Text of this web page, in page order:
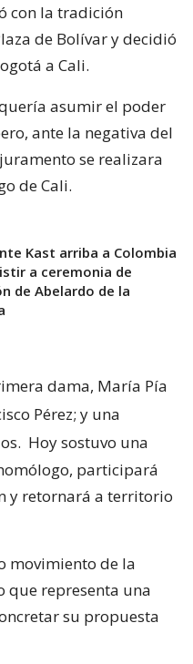
con la tradición
de Bolívar y decidió
a Cali.
asumir el poder
ante la negativa del
se realizara
de Cali.
Kast arriba a Colombia
a ceremonia de
de Abelardo de la
dama, María Pía
Pérez; y una
Hoy sostuvo una
participará
y retornará a territorio
movimiento de la
que representa una
su propuesta